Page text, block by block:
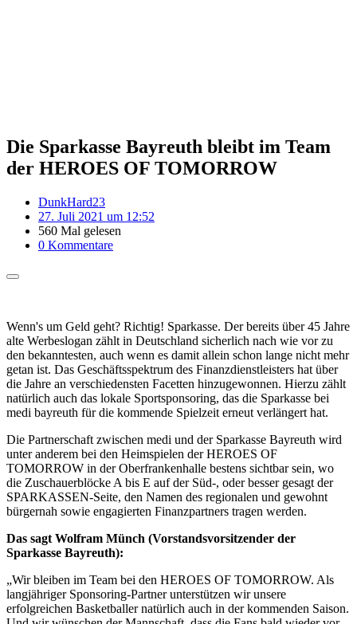
Die Sparkasse Bayreuth bleibt im Team
der HEROES OF TOMORROW
DunkHard23
27. Juli 2021 um 12:52
560 Mal gelesen
0 Kommentare
Wenn's um Geld geht? Richtig! Sparkasse. Der bereits über 45 Jahre
alte Werbeslogan zählt in Deutschland sicherlich nach wie vor zu
den bekanntesten, auch wenn es damit allein schon lange nicht mehr
getan ist. Das Geschäftsspektrum des Finanzdienstleisters hat über
die Jahre an verschiedensten Facetten hinzugewonnen. Hierzu zählt
natürlich auch das lokale Sportsponsoring, das die Sparkasse bei
medi bayreuth für die kommende Spielzeit erneut verlängert hat.
Die Partnerschaft zwischen medi und der Sparkasse Bayreuth wird
unter anderem bei den Heimspielen der HEROES OF
TOMORROW in der Oberfrankenhalle bestens sichtbar sein, wo
die Zuschauerblöcke A bis E auf der Süd-, oder besser gesagt der
SPARKASSEN-Seite, den Namen des regionalen und gewohnt
bürgernah sowie engagierten Finanzpartners tragen werden.
Das sagt Wolfram Münch (Vorstandsvorsitzender der
Sparkasse Bayreuth):
„Wir bleiben im Team bei den HEROES OF TOMORROW. Als
langjähriger Sponsoring-Partner unterstützen wir unsere
erfolgreichen Basketballer natürlich auch in der kommenden Saison.